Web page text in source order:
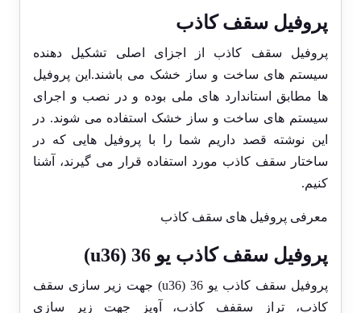
پروفیل سقف کاذب
پروفیل سقف کاذب از اجزای اصلی تشکیل دهنده
سیستم های ساخت و ساز خشک می باشند.این پروفیل
ها مطابق استاندارد های ملی بوده و در نصب و اجرای
سیستم های ساخت و ساز خشک استفاده می شوند. در
این نوشته قصد داریم شما را با پروفیل هایی که در
ساختار سقف کاذب مورد استفاده قرار می گیرند، آشنا
کنیم.
معرفی پروفیل های سقف کاذب
پروفیل سقف کاذب یو 36 ( u36
)
پروفیل سقف کاذب یو 36 ( u36) جهت زیر سازی سقف
کاذب، تراز سقفف کاذب، آویز جهت زیر سازی